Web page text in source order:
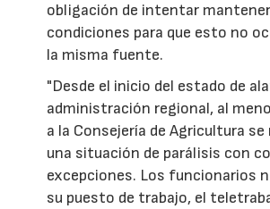
obligación de intentar
condiciones para que esto no
la misma fuente.
"Desde el inicio del estado de
administración regional, al
a la Consejería de Agricultura se
una situación de parálisis con
excepciones. Los funcionarios
su puesto de trabajo, el